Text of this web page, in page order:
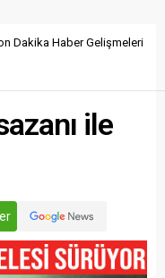
Dakika Haber Gelişmeleri
ile